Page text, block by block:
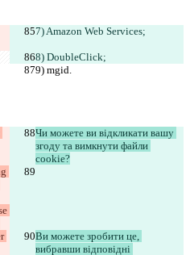
7) Amazon Web Services;
8) DoubleClick;
9) mgid.
Чи можете ви відкликати вашу
згоду та вимкнути файли
cookie?
Ви можете зробити це,
вибравши відповідні